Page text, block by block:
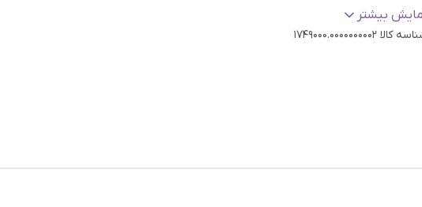
:دلخواه
بیشتر
کالا 1749000.0000000002